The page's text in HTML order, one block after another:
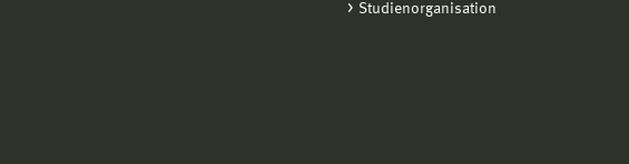
Studienorganisation